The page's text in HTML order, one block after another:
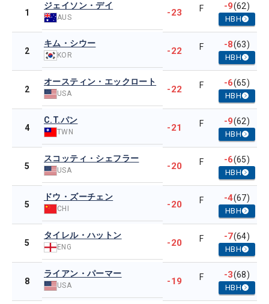
1
ジェイソン・デイ
AUS -23 F -9(62)
HBH
2
キム・シウー
KOR -22 F -8(63)
HBH
2
オースティン・エックロート
USA -22 F -6(65)
HBH
4
C.T.パン
TWN -21 F -9(62)
HBH
5
スコッティ・シェフラー
USA -20 F -6(65)
HBH
5
ドウ・ズーチェン
CHI -20 F -4(67)
HBH
5
タイレル・ハットン
ENG -20 F -7(64)
HBH
8
ライアン・パーマー
USA -19 F -3(68)
HBH